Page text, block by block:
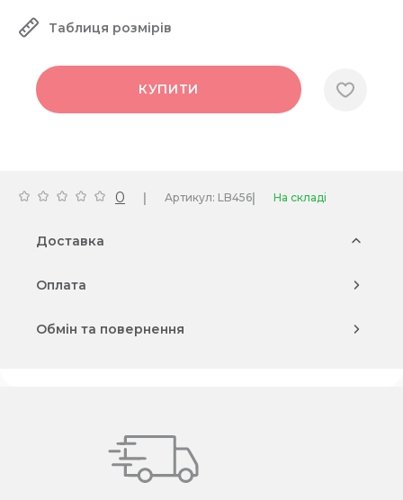
Таблиця розмірів
КУПИТИ
0 | Артикул: LB456| На складі
Доставка
Оплата
Обмін та повернення